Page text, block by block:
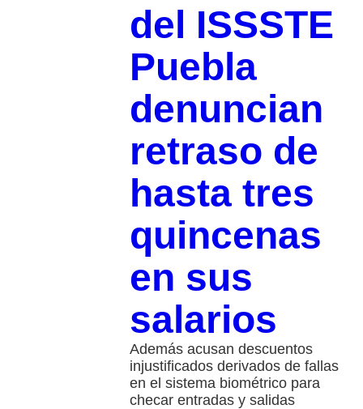
del ISSSTE
Puebla
denuncian
retraso de
hasta tres
quincenas
en sus
salarios
Además acusan descuentos
injustificados derivados de fallas
en el sistema biométrico para
checar entradas y salidas